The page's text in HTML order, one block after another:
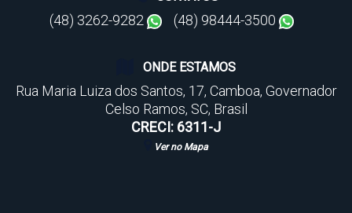
(48) 3262-9282 (48) 98444-3500
ONDE ESTAMOS
Rua Maria Luiza dos Santos, 17, Camboa, Governador
Celso Ramos, SC, Brasil
CRECI: 6311-J
Ver no Mapa